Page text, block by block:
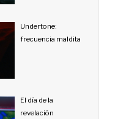
Undertone:
frecuencia maldita
El día de la
revelación